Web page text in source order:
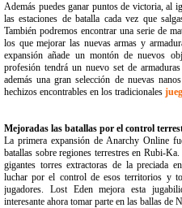
Además puedes ganar puntos de victoria, al
las estaciones de batalla cada vez que
También podremos encontrar una serie de
los que mejorar las nuevas armas y
expansión añade un montón de nuevos
profesión tendrá un nuevo set de
además una gran selección de nuevas
hechizos encontrables en los tradicionales
Mejoradas las batallas por el control
La primera expansión de Anarchy Online
batallas sobre regiones terrestres en Rubi-
gigantes torres extractoras de la preciada
luchar por el control de esos territorios y
jugadores. Lost Eden mejora esta
interesante ahora tomar parte en las ballas de